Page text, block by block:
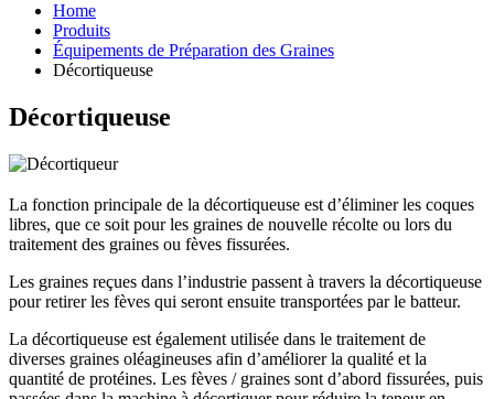
Home
Produits
Équipements de Préparation des Graines
Décortiqueuse
Décortiqueuse
La fonction principale de la décortiqueuse est d’éliminer les coques
libres, que ce soit pour les graines de nouvelle récolte ou lors du
traitement des graines ou fèves fissurées.
Les graines reçues dans l’industrie passent à travers la décortiqueuse
pour retirer les fèves qui seront ensuite transportées par le batteur.
La décortiqueuse est également utilisée dans le traitement de
diverses graines oléagineuses afin d’améliorer la qualité et la
quantité de protéines. Les fèves / graines sont d’abord fissurées, puis